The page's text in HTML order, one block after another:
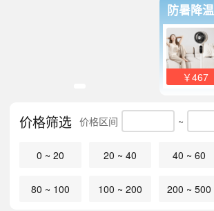
防暑降温
￥467
价格筛选 价格区间 ~
0 ~ 20 20 ~ 40 40 ~ 60
80 ~ 100 100 ~ 200 200 ~ 500